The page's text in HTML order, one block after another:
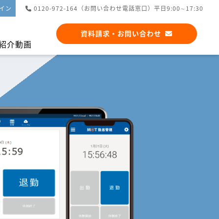
ン 0120-972-164（お問い合わせ電話窓口）平日9:00∼17:30
プリ連携
介動画
資料請求・お問い合わせ